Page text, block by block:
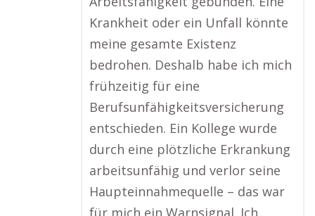
Krankheit oder ein Unfall könnte
meine gesamte Existenz
bedrohen. Deshalb habe ich mich
frühzeitig für eine
Berufsunfähigkeitsversicherung
entschieden. Ein Kollege wurde
durch eine plötzliche Erkrankung
arbeitsunfähig und verlor seine
Haupteinnahmequelle – das war
für mich ein Warnsignal. Ich